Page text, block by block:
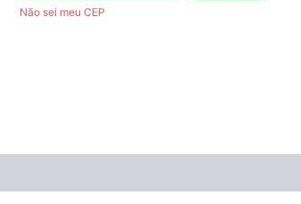
Não sei meu CEP